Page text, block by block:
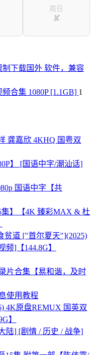
周日
✘
下载国外 软件，兼容
合集 1080P [1.1GB] 1
龚嘉欣 4KHQ 国粤双
】 [国语中字/潮汕话]
国语中字【共
集】【4K 臻彩MAX & 杜
贫道 ["首尔夏天"](2025)
]【144.8G】
片合集【易和谐，及时
使用教程
4K原盘REMUX 国英双
】
陆] [剧情 / 历史 / 战争]